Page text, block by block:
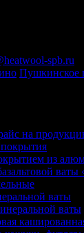
spb.ru
Пушкинское
на
из
ваты
ваты
ваты